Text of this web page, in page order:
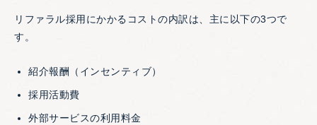
リファラル採用にかかるコストの内訳は、主に以下の3つで
す。
紹介報酬（インセンティブ）
採用活動費
外部サービスの利用料金